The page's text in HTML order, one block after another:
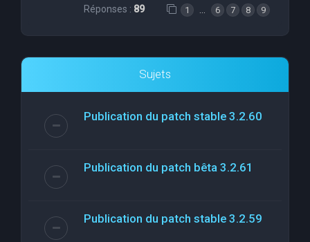
Réponses : 89 1 6 7 8 9
Sujets
Publication du patch stable 3.2.60
Publication du patch bêta 3.2.61
Publication du patch stable 3.2.59